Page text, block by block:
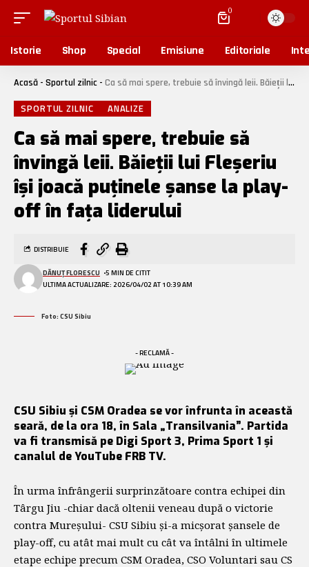
0
Istorie Shop Special Emisiune Editoriale
Acasă - Sportul zilnic - Ca să mai spere, trebuie să învingă leii. Băieții lui Fleșeriu își joacă puținele șanse la play-off în fața liderului
SPORTUL ZILNIC ANALIZE
Ca să mai spere, trebuie să
învingă leii. Băieții lui Fleșeriu
își joacă puținele șanse la play-
off în fața liderului
ULTIMA ACTUALIZARE: 2026/04/02 AT 10:39 AM
DĂNUȚ FLORESCU 5 MIN DE CITIT
DISTRIBUIE
Foto: CSU Sibiu
- RECLAMĂ -
CSU Sibiu și CSM Oradea se vor înfrunta în această
seară, de la ora 18, în Sala „Transilvania”. Partida
va fi transmisă pe Digi Sport 3, Prima Sport 1 și
canalul de YouTube FRB TV.
În urma înfrângerii surprinzătoare contra echipei din
Târgu Jiu -chiar dacă oltenii veneau după o victorie
contra Mureșului- CSU Sibiu și-a micșorat șansele de
play-off, cu atât mai mult cu cât va întâlni în ultimele
etape echipe precum CSM Oradea, CSO Voluntari sau CS